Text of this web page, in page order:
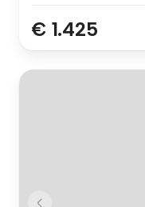
€ 1.425